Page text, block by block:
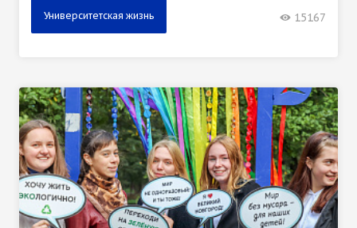
Университетская жизнь 15167